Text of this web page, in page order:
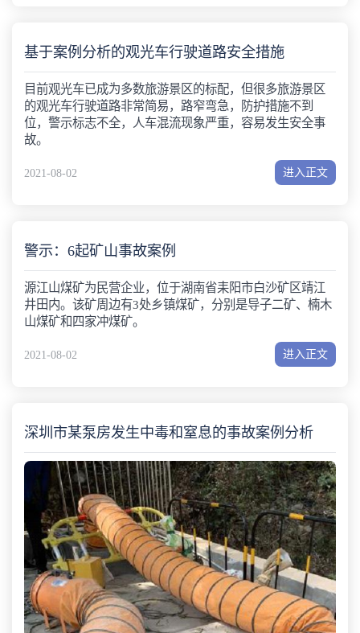
基于案例分析的观光车行驶道路安全措施
目前观光车已成为多数旅游景区的标配，但很多旅游景区
的观光车行驶道路非常简易，路窄弯急，防护措施不到
位，警示标志不全，人车混流现象严重，容易发生安全事
故。
2021-08-02 进入正文
警示：6起矿山事故案例
源江山煤矿为民营企业，位于湖南省耒阳市白沙矿区靖江
井田内。该矿周边有3处乡镇煤矿，分别是导子二矿、楠木
山煤矿和四家冲煤矿。
2021-08-02 进入正文
深圳市某泵房发生中毒和窒息的事故案例分析